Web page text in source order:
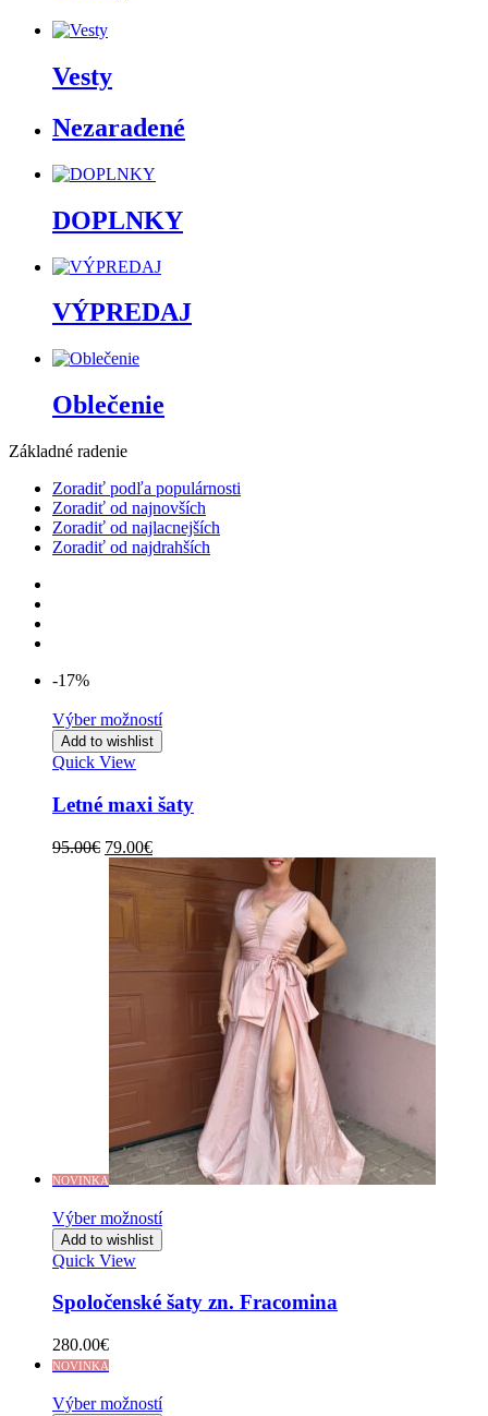
Vesty
Nezaradené
DOPLNKY
VÝPREDAJ
Oblečenie
Základné radenie
Zoradiť podľa populárnosti
Zoradiť od najnovších
Zoradiť od najlacnejších
Zoradiť od najdrahších
-17%
Výber možností
Add to wishlist
Quick View
Letné maxi šaty
95.00€ Original
price
95.00€.
79.00€Current
price
79.00€.
NOVINKA
Výber možností
Add to wishlist
Quick View
Spoločenské šaty zn. Fracomina
280.00€
NOVINKA
Výber možností